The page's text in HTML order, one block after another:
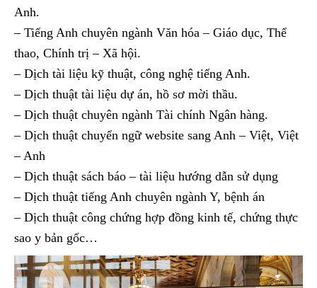
Anh.
– Tiếng Anh chuyên ngành Văn hóa – Giáo dục, Thể
thao, Chính trị – Xã hội.
– Dịch tài liệu kỹ thuật, công nghệ tiếng Anh.
– Dịch thuật tài liệu dự án, hồ sơ mời thầu.
– Dịch thuật chuyên ngành Tài chính Ngân hàng.
– Dịch thuật chuyển ngữ website sang Anh – Việt, Việt
– Anh
– Dịch thuật sách báo – tài liệu hướng dẫn sử dụng
– Dịch thuật tiếng Anh chuyên ngành Y, bệnh án
– Dịch thuật công chứng hợp đồng kinh tế, chứng thực
sao y bản gốc…